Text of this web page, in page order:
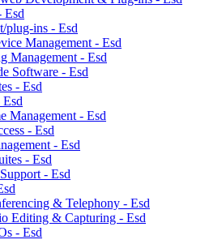
Esd
plug-ins - Esd
Management - Esd
Management - Esd
Software - Esd
- Esd
Management - Esd
- Esd
- Esd
- Esd
- Esd
& Telephony - Esd
Editing & Capturing - Esd
- Esd